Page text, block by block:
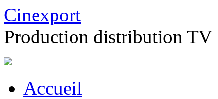
Cinexport
Production distribution TV
Accueil